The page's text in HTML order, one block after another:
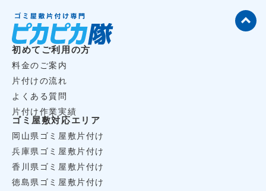
初めてご利用の方
料金のご案内
片付けの流れ
よくある質問
片付け作業実績
ゴミ屋敷対応エリア
岡山県ゴミ屋敷片付け
兵庫県ゴミ屋敷片付け
香川県ゴミ屋敷片付け
徳島県ゴミ屋敷片付け